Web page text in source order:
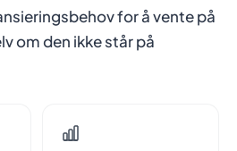
for å vente på
om den ikke står på